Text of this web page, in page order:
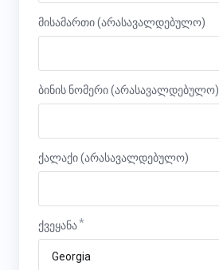
მისამართი (არასავალდებულო)
ბინის ნომერი (არასავალდებულო)
ქალაქი (არასავალდებულო)
ქვეყანა